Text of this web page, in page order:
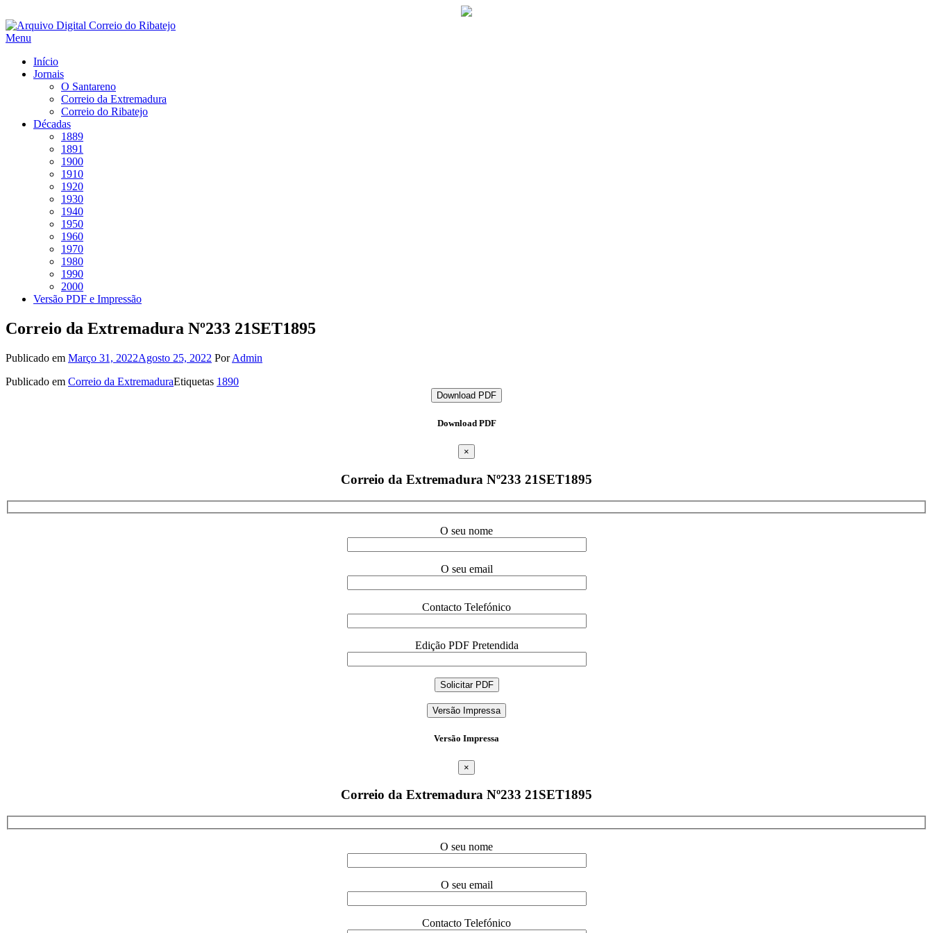
Saltar
para
Menu
Início
Jornais
O Santareno
Correio da Extremadura
Correio do Ribatejo
Décadas
1889
1891
1900
1910
1920
1930
1940
1950
1960
1970
1980
1990
2000
Versão PDF e Impressão
Correio da Extremadura Nº233 21SET1895
Publicado em Março 31, 2022Agosto 25, 2022 PorAdmin
Publicado em Correio da ExtremaduraEtiquetas 1890
Download PDF
Download PDF
×
Correio da Extremadura Nº233 21SET1895
O seu nome
O seu email
Contacto Telefónico
Edição PDF Pretendida
Versão Impressa
Versão Impressa
×
Correio da Extremadura Nº233 21SET1895
O seu nome
O seu email
Contacto Telefónico